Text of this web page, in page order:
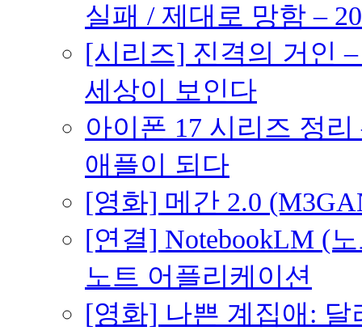
실패 / 제대로 망함 –
[시리즈] 진격의 거인
세상이 보인다
아이폰 17 시리즈 정
애플이 되다
[영화] 메간 2.0
[연결] NotebookLM (
노트 어플리케이션
[영화] 나쁜 계집애: